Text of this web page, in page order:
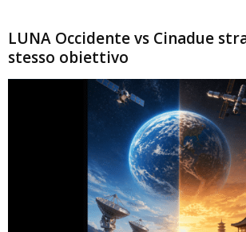
LUNA Occidente vs Cinadue
stesso obiettivo